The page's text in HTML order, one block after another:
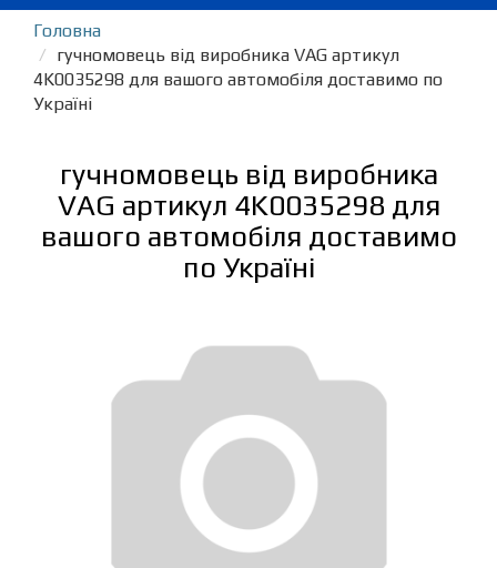
Головна
гучномовець від виробника VAG артикул
4K0035298 для вашого автомобіля доставимо по
Україні
гучномовець від виробника
VAG артикул 4K0035298 для
вашого автомобіля доставимо
по Україні